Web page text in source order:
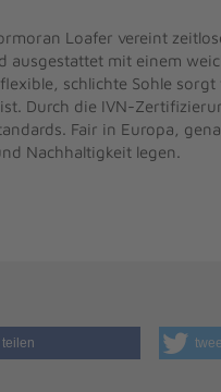
Loafer vereint
ausgestattet mit einem
schlichte Sohle
Durch die IVN-
Fair in Europa,
Nachhaltigkeit legen.
teilen